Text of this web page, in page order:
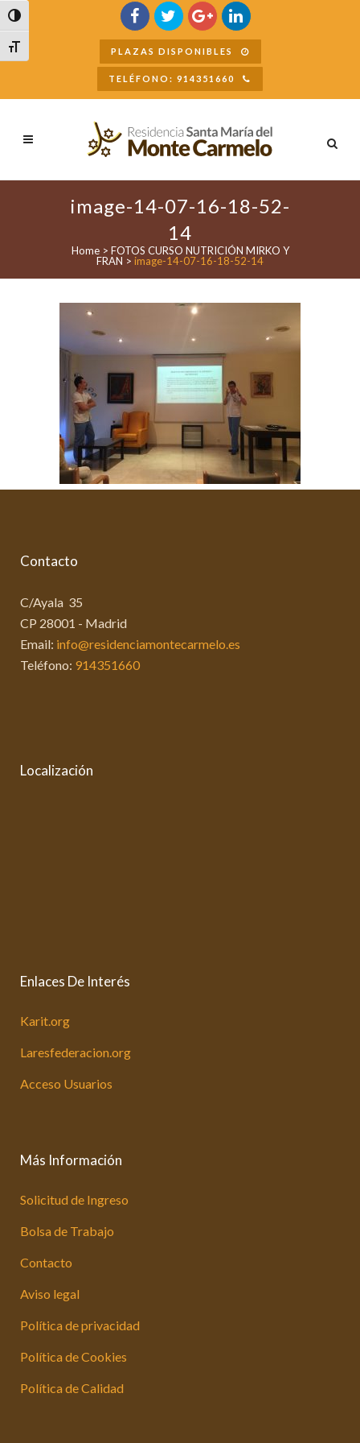
Alternar alto contraste
Alternar tamaño de letra
Buscar
PLAZAS DISPONIBLES
TELÉFONO: 914351660
image-14-07-16-18-52-
14
Home> FOTOS CURSO NUTRICIÓN MIRKO Y
FRAN > image-14-07-16-18-52-14
Contacto
C/Ayala 35
CP 28001 - Madrid
Email: info@residenciamontecarmelo.es
Teléfono: 914351660
Localización
Enlaces De Interés
Karit.org
Laresfederacion.org
Acceso Usuarios
Más Información
Solicitud de Ingreso
Bolsa de Trabajo
Contacto
Aviso legal
Política de privacidad
Política de Cookies
Política de Calidad